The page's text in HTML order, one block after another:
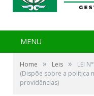
MENU
Home » Leis »
LEI
(Dispõe sobre a política
providências)